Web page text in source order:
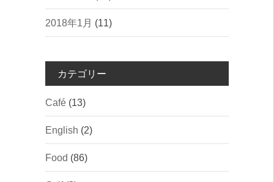
2018年1月 (11)
カテゴリー
Café(13)
English (2)
Food (86)